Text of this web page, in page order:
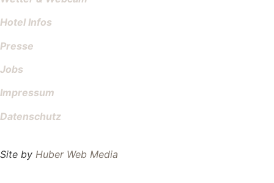
Hotel Infos
Presse
Jobs
Impressum
Datenschutz
Site by Huber Web Media